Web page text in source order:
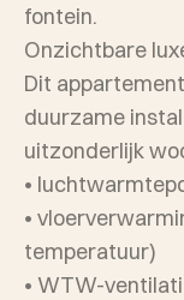
fontein.
Onzichtbare
Dit
duurzame
uitzonderlijk
•
•
temperatuur)
• WTW-